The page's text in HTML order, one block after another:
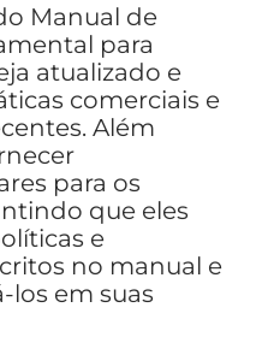
Manual de
para
atualizado e
comerciais e
Além
para os
que eles
e
no manual e
los em suas